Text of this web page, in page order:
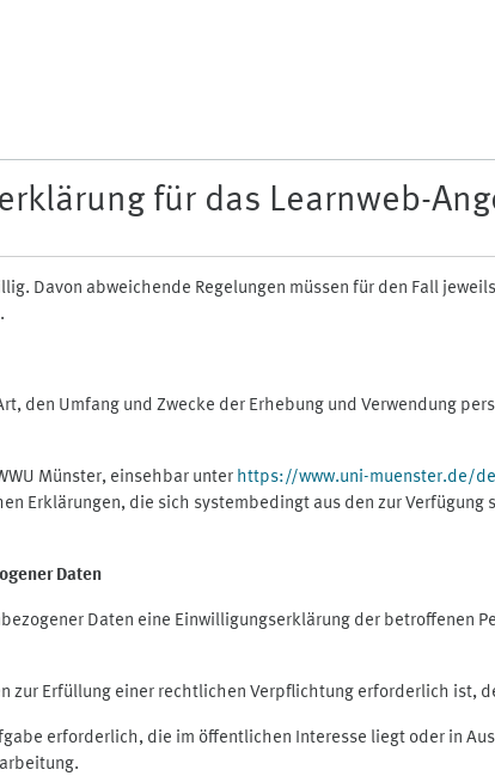
für das Learnweb-
Davon abweichende Regelungen müssen für den Fall
den Umfang und Zwecke der Erhebung und Verwendung
Münster, einsehbar unter https://www.uni-muenster.de/
Erklärungen, die sich systembedingt aus den zur
Daten
Daten eine Einwilligungserklärung der betroffenen
zur Erfüllung einer rechtlichen Verpflichtung erforderlich ist,
erforderlich, die im öffentlichen Interesse liegt oder in